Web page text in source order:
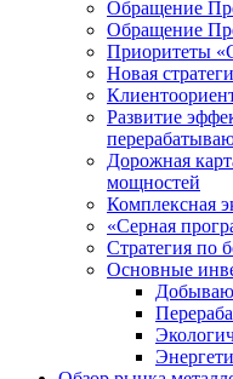
Обращение
Обращение
Приоритеты
Новая
Развитие
Дорожная
мощностей
Комплексная
«Серная
Стратегия по
Основные